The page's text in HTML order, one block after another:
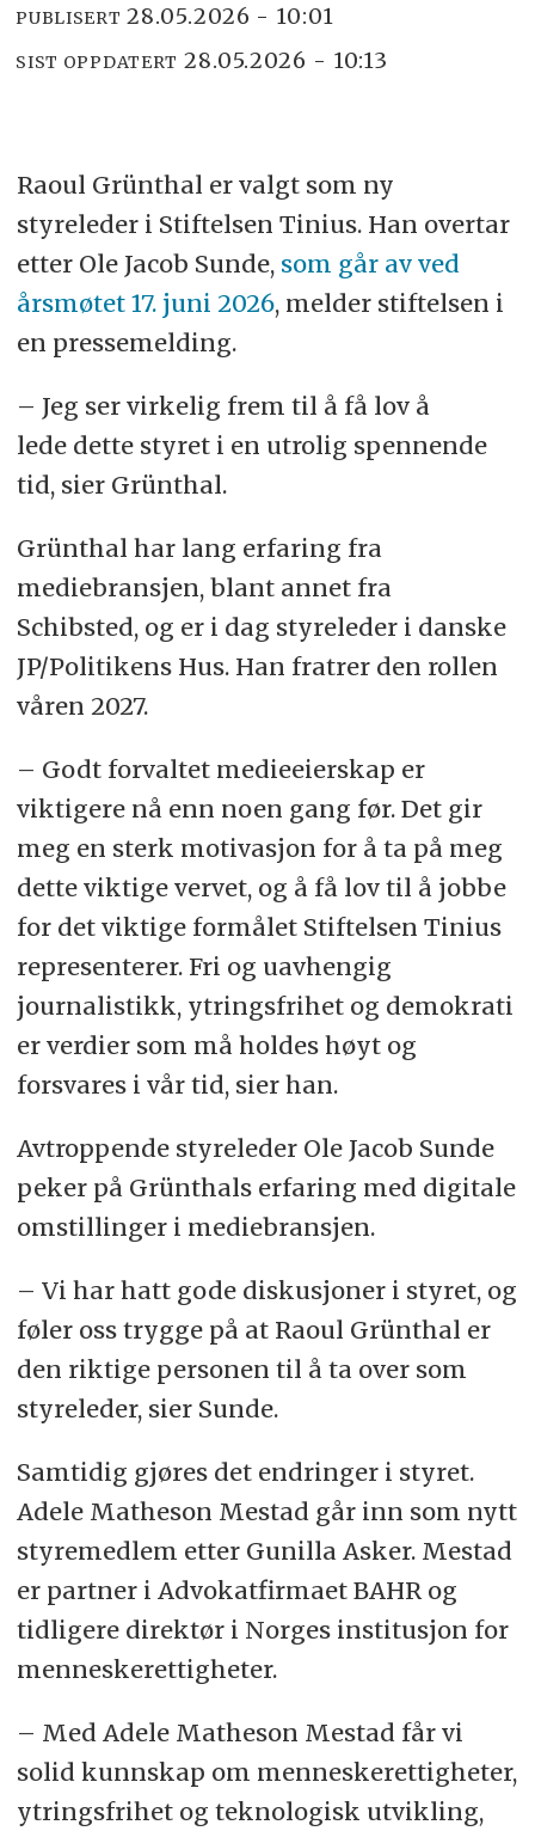
PUBLISERT 28.05.2026 - 10:01
SIST OPPDATERT 28.05.2026 - 10:13
Raoul Grünthal er valgt som ny
styreleder i Stiftelsen Tinius. Han overtar
etter Ole Jacob Sunde, som går av ved
årsmøtet 17. juni 2026, melder stiftelsen i
en pressemelding.
– Jeg ser virkelig frem til å få lov å
lede dette styret i en utrolig spennende
tid, sier Grünthal.
Grünthal har lang erfaring fra
mediebransjen, blant annet fra
Schibsted, og er i dag styreleder i danske
JP/Politikens Hus. Han fratrer den rollen
våren 2027.
– Godt forvaltet medieeierskap er
viktigere nå enn noen gang før. Det gir
meg en sterk motivasjon for å ta på meg
dette viktige vervet, og å få lov til å jobbe
for det viktige formålet Stiftelsen Tinius
representerer. Fri og uavhengig
journalistikk, ytringsfrihet og demokrati
er verdier som må holdes høyt og
forsvares i vår tid, sier han.
Avtroppende styreleder Ole Jacob Sunde
peker på Grünthals erfaring med digitale
omstillinger i mediebransjen.
– Vi har hatt gode diskusjoner i styret, og
føler oss trygge på at Raoul Grünthal er
den riktige personen til å ta over som
styreleder, sier Sunde.
Samtidig gjøres det endringer i styret.
Adele Matheson Mestad går inn som nytt
styremedlem etter Gunilla Asker. Mestad
er partner i Advokatfirmaet BAHR og
tidligere direktør i Norges institusjon for
menneskerettigheter.
– Med Adele Matheson Mestad får vi
solid kunnskap om menneskerettigheter,
ytringsfrihet og teknologisk utvikling,